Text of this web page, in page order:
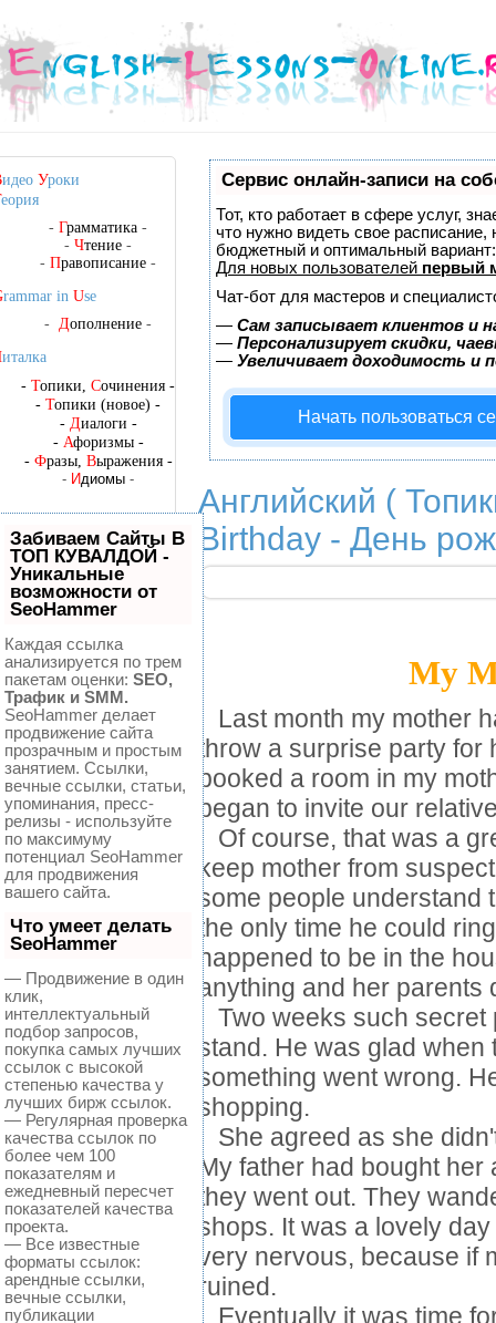
Сервис онлайн-записи на
Тот, кто работает в сфере услуг,
что нужно видеть свое
бюджетный и оптимальный
Для новых пользователей первый
Чат-бот для мастеров и
— Сам записывает клиентов и
— Персонализирует скидки,
— Увеличивает доходимость и
Начать пользоваться
Английский (
Birthday - День
My
Last month my mother
throw a surprise party for
booked a room in my
began to invite our
Of course, that was a
keep mother from
some people understand
the only time he could
happened to be in the
anything and her parents
Two weeks such secret
stand. He was glad
something went wrong.
shopping.
She agreed as she
My father had bought
they went out. They
shops. It was a lovely
very nervous, because if
ruined.
Eventually it was time
идео Уроки
еория
- Грамматика -
- Чтение -
- Правописание -
rammar in Use
- Дополнение -
италка
- Топики, Сочинения -
- Топики (новое) -
- Диалоги -
- Афоризмы-
- Фразы, Выражения-
- Идиомы -
Забиваем Сайты В
ТОП КУВАЛДОЙ -
Уникальные
возможности от
SeoHammer
Каждая ссылка
анализируется по трем
пакетам оценки: SEO,
Трафик и SMM.
SeoHammer делает
продвижение сайта
прозрачным и простым
занятием. Ссылки,
вечные ссылки, статьи,
упоминания, пресс-
релизы - используйте
по максимуму
потенциал SeoHammer
для продвижения
вашего сайта.
Что умеет делать
SeoHammer
— Продвижение в один
клик,
интеллектуальный
подбор запросов,
покупка самых лучших
ссылок с высокой
степенью качества у
лучших бирж ссылок.
— Регулярная проверка
качества ссылок по
более чем 100
показателям и
ежедневный пересчет
показателей качества
проекта.
— Все известные
форматы ссылок:
арендные ссылки,
вечные ссылки,
публикации